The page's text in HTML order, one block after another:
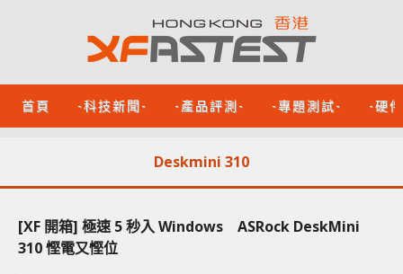
首頁 -科技新聞- -產品評測- -專題測試- -硬
Deskmini 310
[XF 開箱] 極速 5 秒入 Windows ASRock DeskMini
310 慳電又慳位